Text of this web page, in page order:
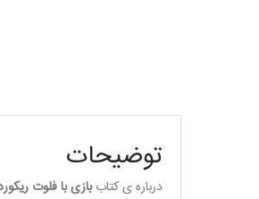
توضیحات
درباره ی کتاببازی با فلوت